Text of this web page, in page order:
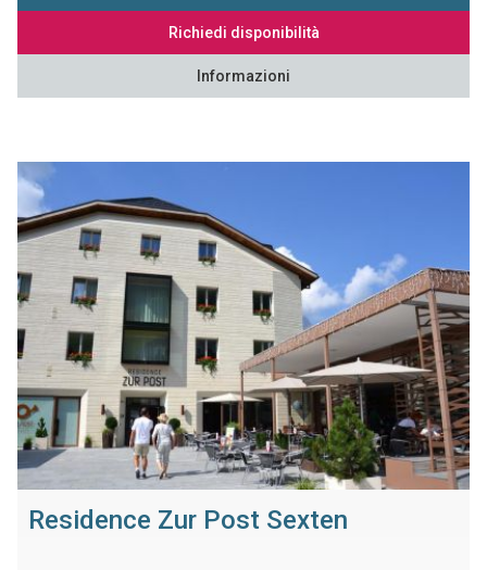
Richiedi disponibilità
Informazioni
Residence Zur Post Sexten